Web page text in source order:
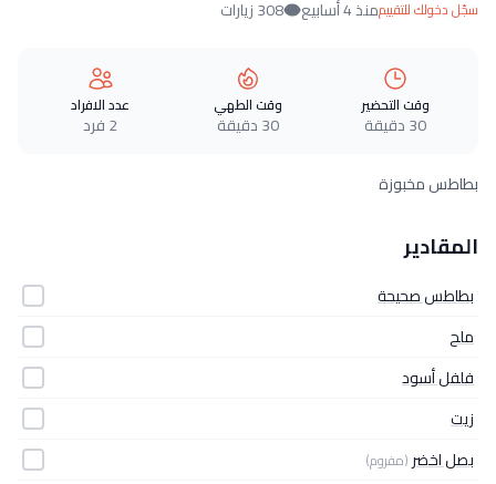
سجّل دخولك للتقييممنذ 4 أسابيع 308 زيارات
وقت التحضير
30 دقيقة
وقت الطهي
30 دقيقة
عدد الافراد
2 فرد
بطاطس مخبوزة
المقادير
بطاطس صحيحة
ملح
فلفل أسود
زيت
بصل اخضر (مفروم)